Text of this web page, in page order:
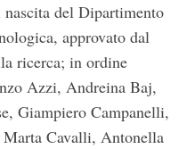
del Dipartimento
approvato dal
ricerca; in ordine
Azzi, Andreina Baj,
Giampiero Campanelli,
Cavalli, Antonella